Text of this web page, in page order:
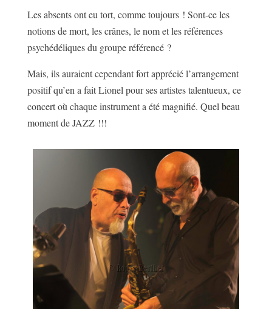
Les absents ont eu tort, comme toujours ! Sont-ce les
notions de mort, les crânes, le nom et les références
psychédéliques du groupe référencé ?
Mais, ils auraient cependant fort apprécié l’arrangement
positif qu’en a fait Lionel pour ses artistes talentueux, ce
concert où chaque instrument a été magnifié. Quel beau
moment de JAZZ !!!